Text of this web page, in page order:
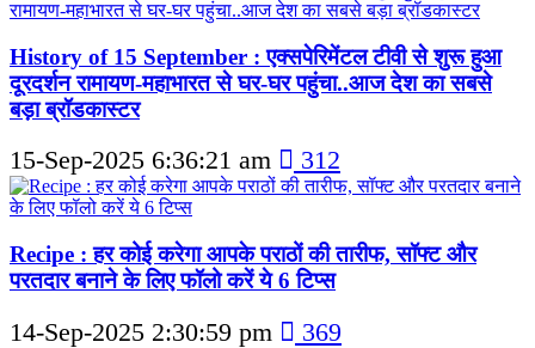
History of 15 September : एक्सपेरिमेंटल टीवी से शुरू हुआ
दूरदर्शन रामायण-महाभारत से घर-घर पहुंचा..आज देश का सबसे
बड़ा ब्रॉडकास्टर
15-Sep-2025 6:36:21 am 312
Recipe : हर कोई करेगा आपके पराठों की तारीफ, सॉफ्ट और
परतदार बनाने के लिए फॉलो करें ये 6 टिप्स
14-Sep-2025 2:30:59 pm 369